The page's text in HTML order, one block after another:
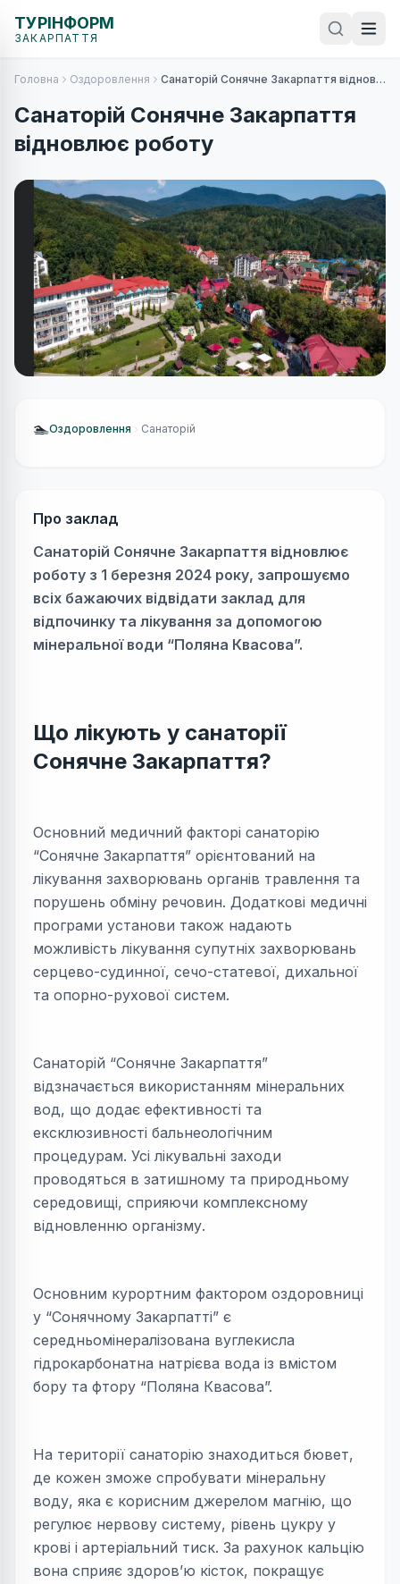
ТУРІНФОРМ
ЗАКАРПАТТЯ
Головна Оздоровлення Санаторій Сонячне Закарпаття відновлює роботу
Санаторій Сонячне Закарпаття
відновлює роботу
🏊Оздоровлення Санаторій
Про заклад
Санаторій Сонячне Закарпаття відновлює
роботу з 1 березня 2024 року, запрошуємо
всіх бажаючих відвідати заклад для
відпочинку та лікування за допомогою
мінеральної води “Поляна Квасова”.
Що лікують у санаторії
Сонячне Закарпаття?
Основний медичний факторі санаторію
“Сонячне Закарпаття” орієнтований на
лікування захворювань органів травлення та
порушень обміну речовин. Додаткові медичні
програми установи також надають
можливість лікування супутніх захворювань
серцево-судинної, сечо-статевої, дихальної
та опорно-рухової систем.
Санаторій “Сонячне Закарпаття”
відзначається використанням мінеральних
вод, що додає ефективності та
ексклюзивності бальнеологічним
процедурам. Усі лікувальні заходи
проводяться в затишному та природньому
середовищі, сприяючи комплексному
відновленню організму.
Основним курортним фактором оздоровниці
у “Сонячному Закарпатті” є
середньомінералізована вуглекисла
гідрокарбонатна натрієва вода із вмістом
бору та фтору “Поляна Квасова”.
На території санаторію знаходиться бювет,
де кожен зможе спробувати мінеральну
воду, яка є корисним джерелом магнію, що
регулює нервову систему, рівень цукру у
крові і артеріальний тиск. За рахунок кальцію
вона сприяє здоров’ю кісток, покращує